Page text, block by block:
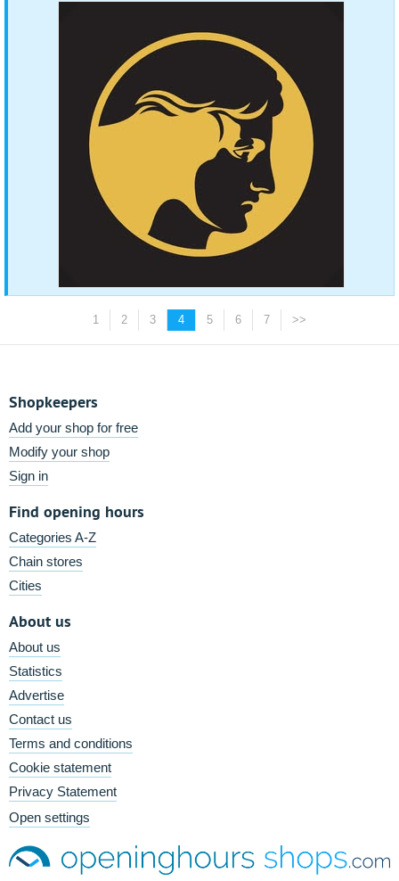
1 2 3 4 5 6 7 >>
Shopkeepers
Add your shop for free
Modify your shop
Sign in
Find opening hours
Categories A-Z
Chain stores
Cities
About us
About us
Statistics
Advertise
Contact us
Terms and conditions
Cookie statement
Privacy Statement
Open settings